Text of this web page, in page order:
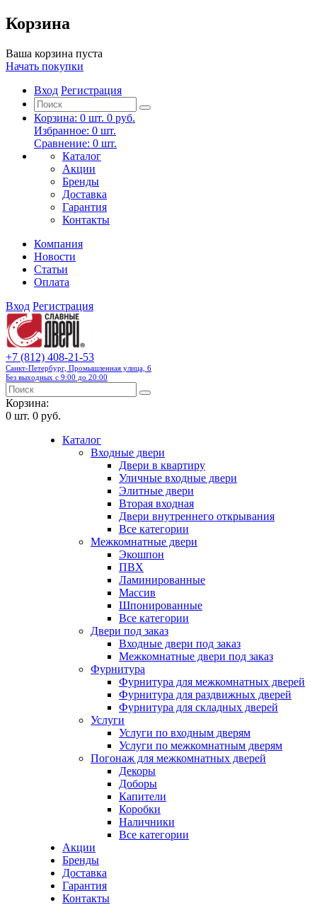
Корзина
Ваша корзина пуста
Начать покупки
Вход Регистрация
Корзина: 0 шт. 0 руб.
Избранное: 0 шт.
Сравнение: 0 шт.
Каталог
Акции
Бренды
Доставка
Гарантия
Контакты
Компания
Новости
Статьи
Оплата
Вход Регистрация
+7 (812) 408-21-53
Санкт-Петербург, Промышленная улица, 6
Без выходных с 9:00 до 20:00
Корзина:
0 шт. 0 руб.
Каталог
Входные двери
Двери в квартиру
Уличные входные двери
Элитные двери
Вторая входная
Двери внутреннего открывания
Все категории
Межкомнатные двери
Экошпон
ПВХ
Ламинированные
Массив
Шпонированные
Все категории
Двери под заказ
Входные двери под заказ
Межкомнатные двери под заказ
Фурнитура
Фурнитура для межкомнатных дверей
Фурнитура для раздвижных дверей
Фурнитура для складных дверей
Услуги
Услуги по входным дверям
Услуги по межкомнатным дверям
Погонаж для межкомнатных дверей
Декоры
Доборы
Капители
Коробки
Наличники
Все категории
Акции
Бренды
Доставка
Гарантия
Контакты